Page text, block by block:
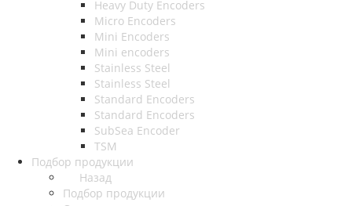
Heavy Duty Encoders
Micro Encoders
Mini Encoders
Mini encoders
Stainless Steel
Stainless Steel
Standard Encoders
Standard Encoders
SubSea Encoder
TSM
Подбор продукции
Назад
Подбор продукции